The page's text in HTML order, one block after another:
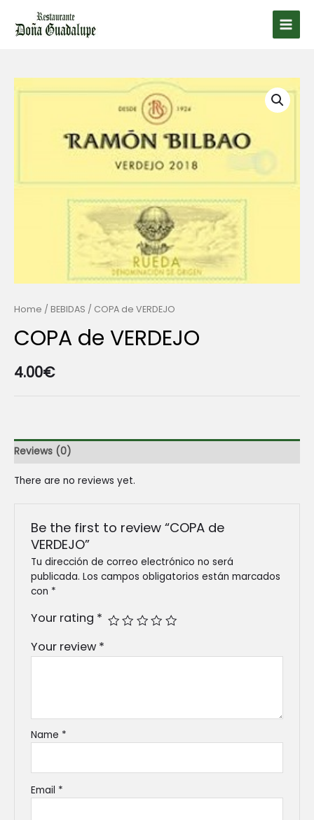
contenido
Main
Home / BEBIDAS / COPA de VERDEJO
COPA de VERDEJO
4.00€
Reviews (0)
There are no reviews yet.
Be the first to review “COPA de
VERDEJO”
Tu dirección de correo electrónico no será
publicada. Los campos obligatorios están marcados
con *
Your rating *
Your review *
Name *
Email *